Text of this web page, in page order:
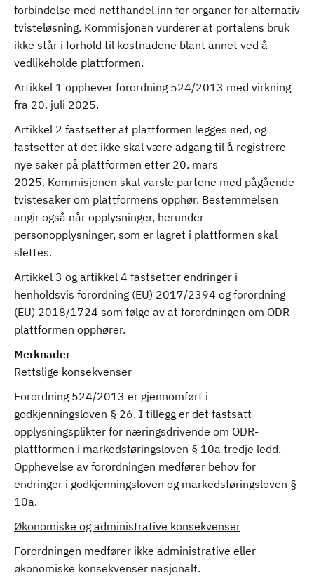
forbindelse med netthandel inn for organer for alternativ
tvisteløsning. Kommisjonen vurderer at portalens bruk
ikke står i forhold til kostnadene blant annet ved å
vedlikeholde plattformen.
Artikkel 1 opphever forordning 524/2013 med virkning
fra 20. juli 2025.
Artikkel 2 fastsetter at plattformen legges ned, og
fastsetter at det ikke skal være adgang til å registrere
nye saker på plattformen etter 20. mars
2025. Kommisjonen skal varsle partene med pågående
tvistesaker om plattformens opphør. Bestemmelsen
angir også når opplysninger, herunder
personopplysninger, som er lagret i plattformen skal
slettes.
Artikkel 3 og artikkel 4 fastsetter endringer i
henholdsvis forordning (EU) 2017/2394 og forordning
(EU) 2018/1724 som følge av at forordningen om ODR-
plattformen opphører.
Merknader
Rettslige konsekvenser
Forordning 524/2013 er gjennomført i
godkjenningsloven § 26. I tillegg er det fastsatt
opplysningsplikter for næringsdrivende om ODR-
plattformen i markedsføringsloven § 10a tredje ledd.
Opphevelse av forordningen medfører behov for
endringer i godkjenningsloven og markedsføringsloven §
10a.
Økonomiske og administrative konsekvenser
Forordningen medfører ikke administrative eller
økonomiske konsekvenser nasjonalt.